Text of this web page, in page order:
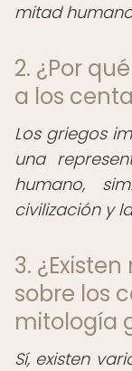
mitad
2. ¿Por
a los
Los griegos
una
humano,
civilización y
3.
sobre los
mitología
Sí, existen